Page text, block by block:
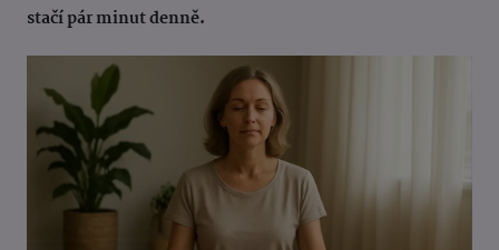
stačí pár minut denně.